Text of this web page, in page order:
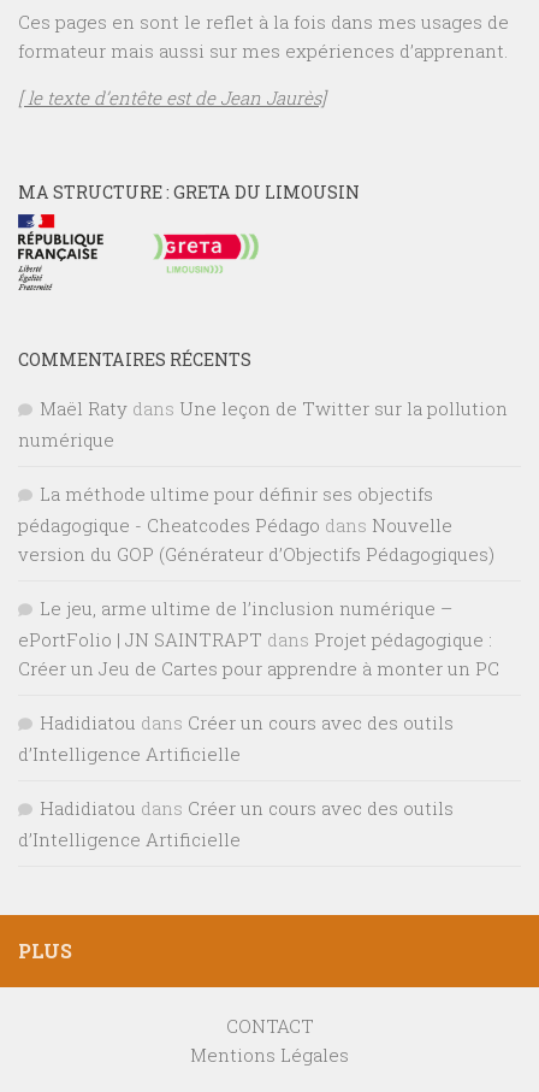
Ces pages en sont le reflet à la fois dans mes usages de
formateur mais aussi sur mes expériences d’apprenant.
[ le texte d’entête est de Jean Jaurès]
MA STRUCTURE : GRETA DU LIMOUSIN
COMMENTAIRES RÉCENTS
Maël Raty dans Une leçon de Twitter sur la pollution
numérique
La méthode ultime pour définir ses objectifs
pédagogique - Cheatcodes Pédago dans Nouvelle
version du GOP (Générateur d’Objectifs Pédagogiques)
Le jeu, arme ultime de l’inclusion numérique –
ePortFolio | JN SAINTRAPT dans Projet pédagogique :
Créer un Jeu de Cartes pour apprendre à monter un PC
Hadidiatou dans Créer un cours avec des outils
d’Intelligence Artificielle
Hadidiatou dans Créer un cours avec des outils
d’Intelligence Artificielle
PLUS
CONTACT
Mentions Légales